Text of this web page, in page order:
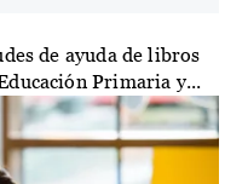
de ayuda de libros
Primaria y...